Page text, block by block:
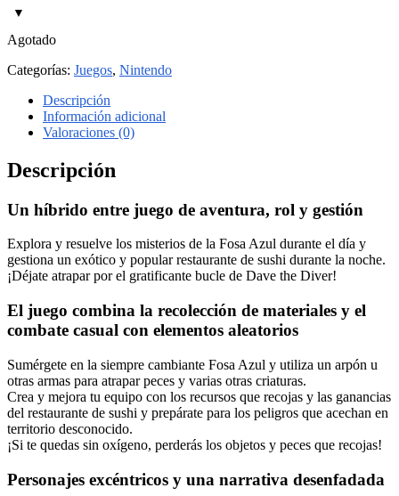
Agotado
Categorías: Juegos, Nintendo
Descripción
Información adicional
Valoraciones (0)
Descripción
Un híbrido entre juego de aventura, rol y gestión
Explora y resuelve los misterios de la Fosa Azul durante el día y
gestiona un exótico y popular restaurante de sushi durante la noche.
¡Déjate atrapar por el gratificante bucle de Dave the Diver!
El juego combina la recolección de materiales y el
combate casual con elementos aleatorios
Sumérgete en la siempre cambiante Fosa Azul y utiliza un arpón u
otras armas para atrapar peces y varias otras criaturas.
Crea y mejora tu equipo con los recursos que recojas y las ganancias
del restaurante de sushi y prepárate para los peligros que acechan en
territorio desconocido.
¡Si te quedas sin oxígeno, perderás los objetos y peces que recojas!
Personajes excéntricos y una narrativa desenfadada